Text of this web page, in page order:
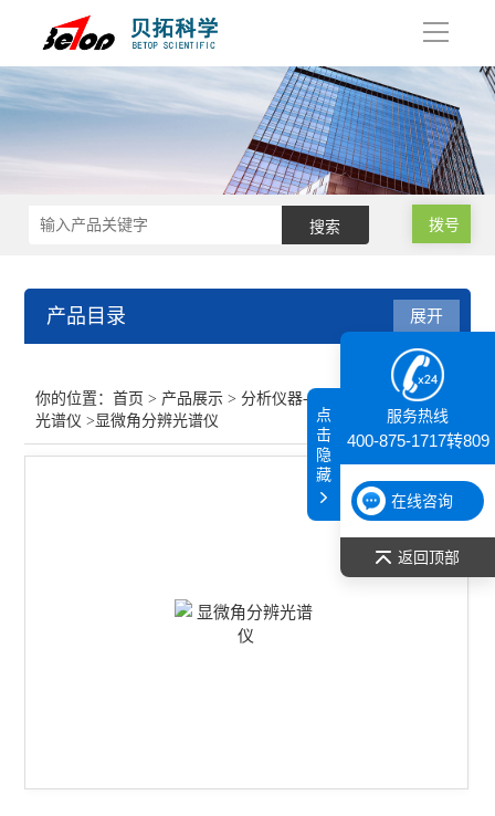
导
拨号
产品目录
显微角分辨光谱仪
展开
你的位置：首页 > 产品展示 >分析仪器-光谱
显微角分辨
光谱仪 >显微角分辨光谱仪 服务热线
400-875-1717转809
在线咨询
返回顶部
点
击
隐
藏